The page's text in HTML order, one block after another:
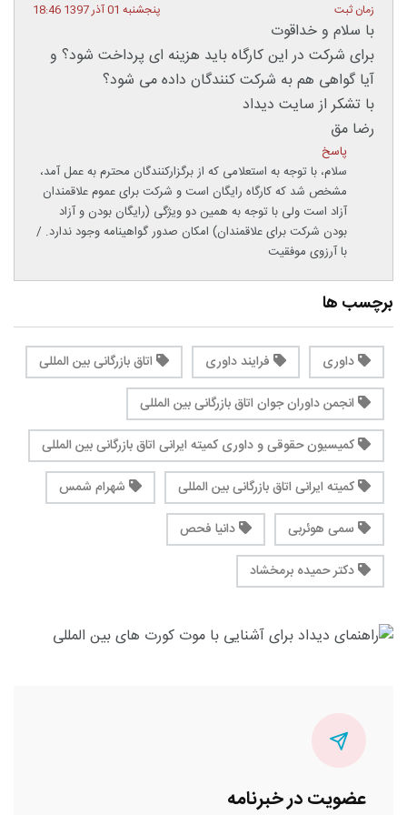
زمان ثبت پنجشنبه 01 آذر 1397 18:46
با سلام و خداقوت
برای شرکت در این کارگاه باید هزینه ای پرداخت شود؟ و
آیا گواهی هم به شرکت کنندگان داده می شود؟
با تشکر از سایت دیداد
رضا مق
پاسخ
سلام، با توجه به استعلامی که از برگزارکنندگان محترم به عمل آمد،
مشخص شد که کارگاه رایگان است و شرکت برای عموم علاقمندان
آزاد است ولی با توجه به همین دو ویژگی (رایگان بودن و آزاد
بودن شرکت برای علاقمندان) امکان صدور گواهینامه وجود ندارد. /
با آرزوی موفقیت
برچسب ها
داوری فرایند داوری
اتاق بازرگانی بین المللی
انجمن داوران جوان اتاق بازرگانی بین المللی
کمیسیون حقوقی و داوری کمیته ایرانی اتاق بازرگانی بین المللی
کمیته ایرانی اتاق بازرگانی بین المللی
شهرام شمس
سمی هوئربی
دانیا فحص
دکتر حمیده برمخشاد
عضویت در خبرنامه